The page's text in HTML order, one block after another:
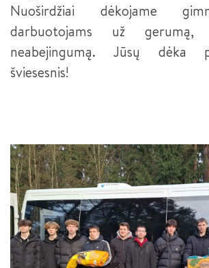
FINANSINIŲ PASLAUGŲ TEIKĖJAS
INDIVIDUALIOS PRIEŽIŪROS
VIZUALINĖS REKLAMOS
VIRĖJAS
VIRĖJAS III LYGIS
ELEKTROS ĮRANGOS SURINKĖJAS
PRIĖMIMAS)
Nuoširdžiai dėkojame
darbuotojams už
neabejingumą. Jūsų dėka
šviesesnis!